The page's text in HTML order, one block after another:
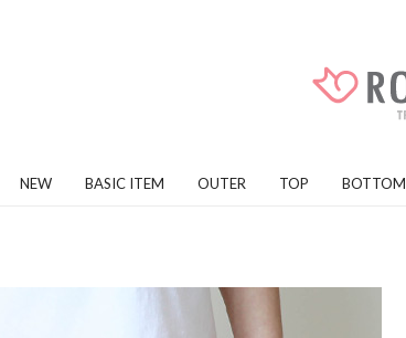
NEW BASIC ITEM OUTER TOP BOTTOM